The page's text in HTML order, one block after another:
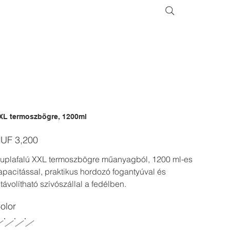
termoszbögre, 1200ml
3,200
XXL termoszbögre műanyagból, 1200 ml-es
praktikus hordozó fogantyúval és
szívószállal a fedélben.